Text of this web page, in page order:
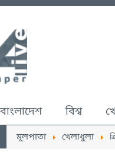
বাংলাদেশ বিশ্ব
মূলপাতা খেলাধুলা